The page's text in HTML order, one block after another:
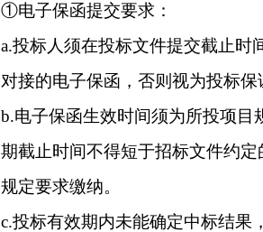
①电子保函提交要求：
a.投标人须在投标文件提交截止时
对接的电子保函，否则视为投标
b.电子保函生效时间须为所投项
期截止时间不得短于招标文件约
规定要求缴纳。
c.投标有效期内未能确定中标结果